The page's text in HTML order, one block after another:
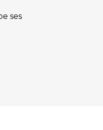
ses